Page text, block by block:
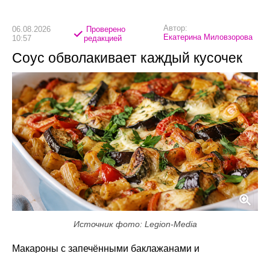
06.08.2026
10:57
Проверено
редакцией
Автор:
Екатерина Миловзорова
Соус обволакивает каждый кусочек
Источник фото: Legion-Media
Макароны с запечёнными баклажанами и